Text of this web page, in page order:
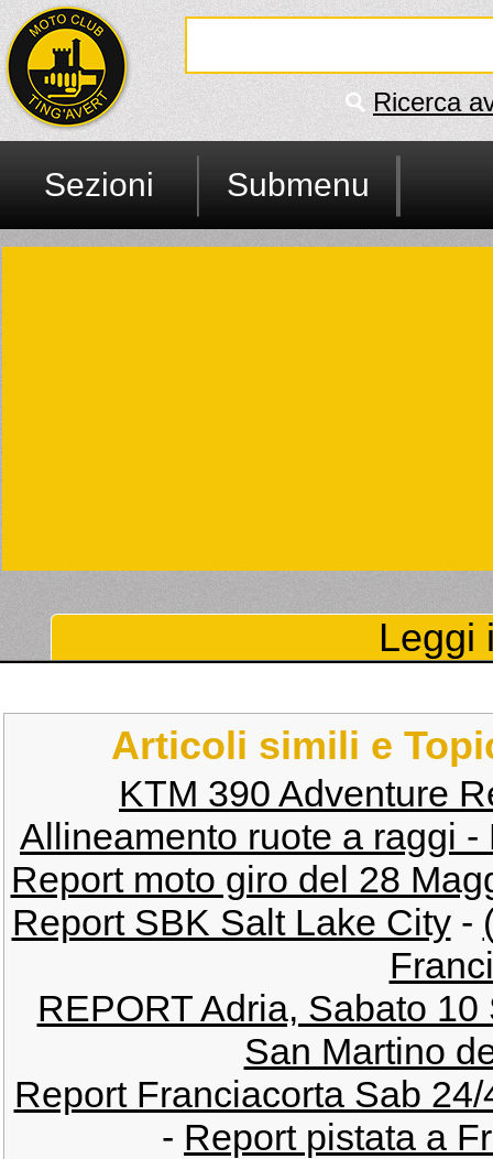
Ricerca
Sezioni Submenu
Leggi
Articoli simili e
KTM 390 Adventure
Allineamento ruote a raggi
Report moto giro del 28
Report SBK Salt Lake City-
REPORT Adria, Sabato 10
San Martino
Report Franciacorta Sab
- Report pistata a